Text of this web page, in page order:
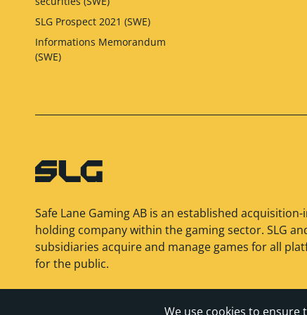
We use cookies to ensure
SLG Prospect 2021 (SWE)
Informations Memorandum
(SWE)
Safe Lane Gaming AB is an established
holding company within the gaming sector. SLG
subsidiaries acquire and manage games for all
for the public.